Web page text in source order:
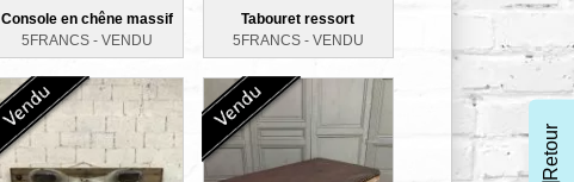
Console en chêne massif
5FRANCS -VENDU
Tabouret ressort
5FRANCS - VENDU
Retour